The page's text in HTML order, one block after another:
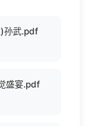
孙武.pdf
盛宴.pdf